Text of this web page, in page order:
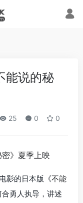
能说的秘
25 0 0
影的日本版《不能
勇人执导，讲述